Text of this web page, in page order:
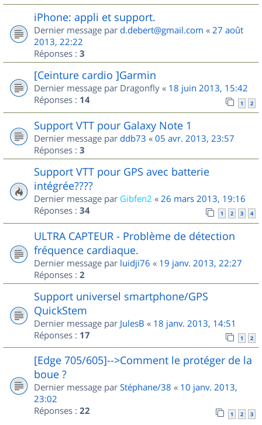
iPhone: appli et support.
Dernier message par d.debert@gmail.com « 27 août
2013, 22:22
Réponses : 3
[Ceinture cardio ]Garmin
Dernier message par Dragonfly « 18 juin 2013, 15:42
Réponses : 14 1 2
Support VTT pour Galaxy Note 1
Dernier message par ddb73 « 05 avr. 2013, 23:57
Réponses : 3
Support VTT pour GPS avec batterie
intégrée????
Dernier message par Gibfen2 « 26 mars 2013, 19:16
Réponses : 34 1 2 3 4
ULTRA CAPTEUR - Problème de détection
fréquence cardiaque.
Dernier message par luidji76 « 19 janv. 2013, 22:27
Réponses : 2
Support universel smartphone/GPS
QuickStem
Dernier message par JulesB « 18 janv. 2013, 14:51
Réponses : 17 1 2
[Edge 705/605]-->Comment le protéger de la
boue ?
Dernier message par Stéphane/38 « 10 janv. 2013,
23:02
Réponses : 22 1 2 3